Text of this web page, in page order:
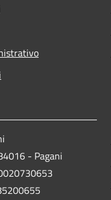
- Pagani